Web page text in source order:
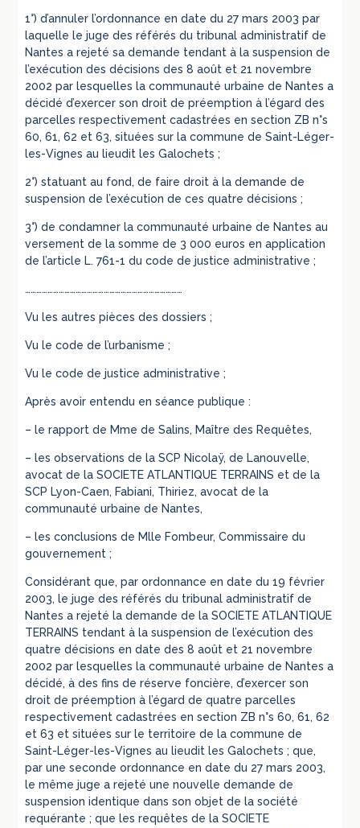
1°) d’annuler l’ordonnance en date du 27 mars 2003 par
laquelle le juge des référés du tribunal administratif de
Nantes a rejeté sa demande tendant à la suspension de
l’exécution des décisions des 8 août et 21 novembre
2002 par lesquelles la communauté urbaine de Nantes a
décidé d’exercer son droit de préemption à l’égard des
parcelles respectivement cadastrées en section ZB n°s
60, 61, 62 et 63, situées sur la commune de Saint-Léger-
les-Vignes au lieudit les Galochets ;
2°) statuant au fond, de faire droit à la demande de
suspension de l’exécution de ces quatre décisions ;
3°) de condamner la communauté urbaine de Nantes au
versement de la somme de 3 000 euros en application
de l’article L. 761-1 du code de justice administrative ;
…………………………………………………………………………
Vu les autres pièces des dossiers ;
Vu le code de l’urbanisme ;
Vu le code de justice administrative ;
Après avoir entendu en séance publique :
– le rapport de Mme de Salins, Maître des Requêtes,
– les observations de la SCP Nicolaÿ, de Lanouvelle,
avocat de la SOCIETE ATLANTIQUE TERRAINS et de la
SCP Lyon-Caen, Fabiani, Thiriez, avocat de la
communauté urbaine de Nantes,
– les conclusions de Mlle Fombeur, Commissaire du
gouvernement ;
Considérant que, par ordonnance en date du 19 février
2003, le juge des référés du tribunal administratif de
Nantes a rejeté la demande de la SOCIETE ATLANTIQUE
TERRAINS tendant à la suspension de l’exécution des
quatre décisions en date des 8 août et 21 novembre
2002 par lesquelles la communauté urbaine de Nantes a
décidé, à des fins de réserve foncière, d’exercer son
droit de préemption à l’égard de quatre parcelles
respectivement cadastrées en section ZB n°s 60, 61, 62
et 63 et situées sur le territoire de la commune de
Saint-Léger-les-Vignes au lieudit les Galochets ; que,
par une seconde ordonnance en date du 27 mars 2003,
le même juge a rejeté une nouvelle demande de
suspension identique dans son objet de la société
requérante ; que les requêtes de la SOCIETE